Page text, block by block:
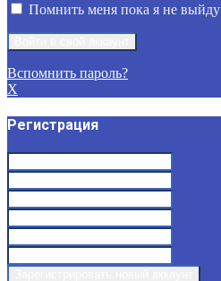
Помнить меня пока я не выйду
Вспомнить пароль?
X
Регистрация